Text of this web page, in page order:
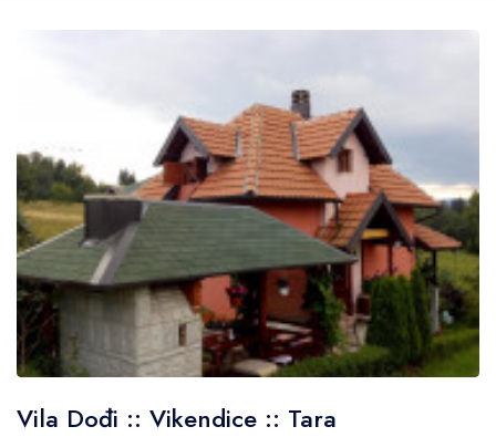
Vila Dođi :: Vikendice :: Tara